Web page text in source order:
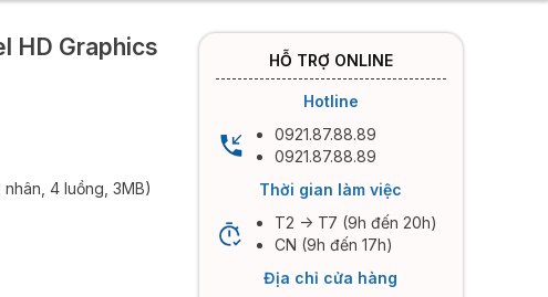
HD Graphics
4 luồng, 3MB)
HỖ TRỢ ONLINE
Hotline
0921.87.88.89
0921.87.88.89
Thời gian làm việc
T2 -> T7 (9h đến 20h)
CN (9h đến 17h)
Địa chỉ cửa hàng